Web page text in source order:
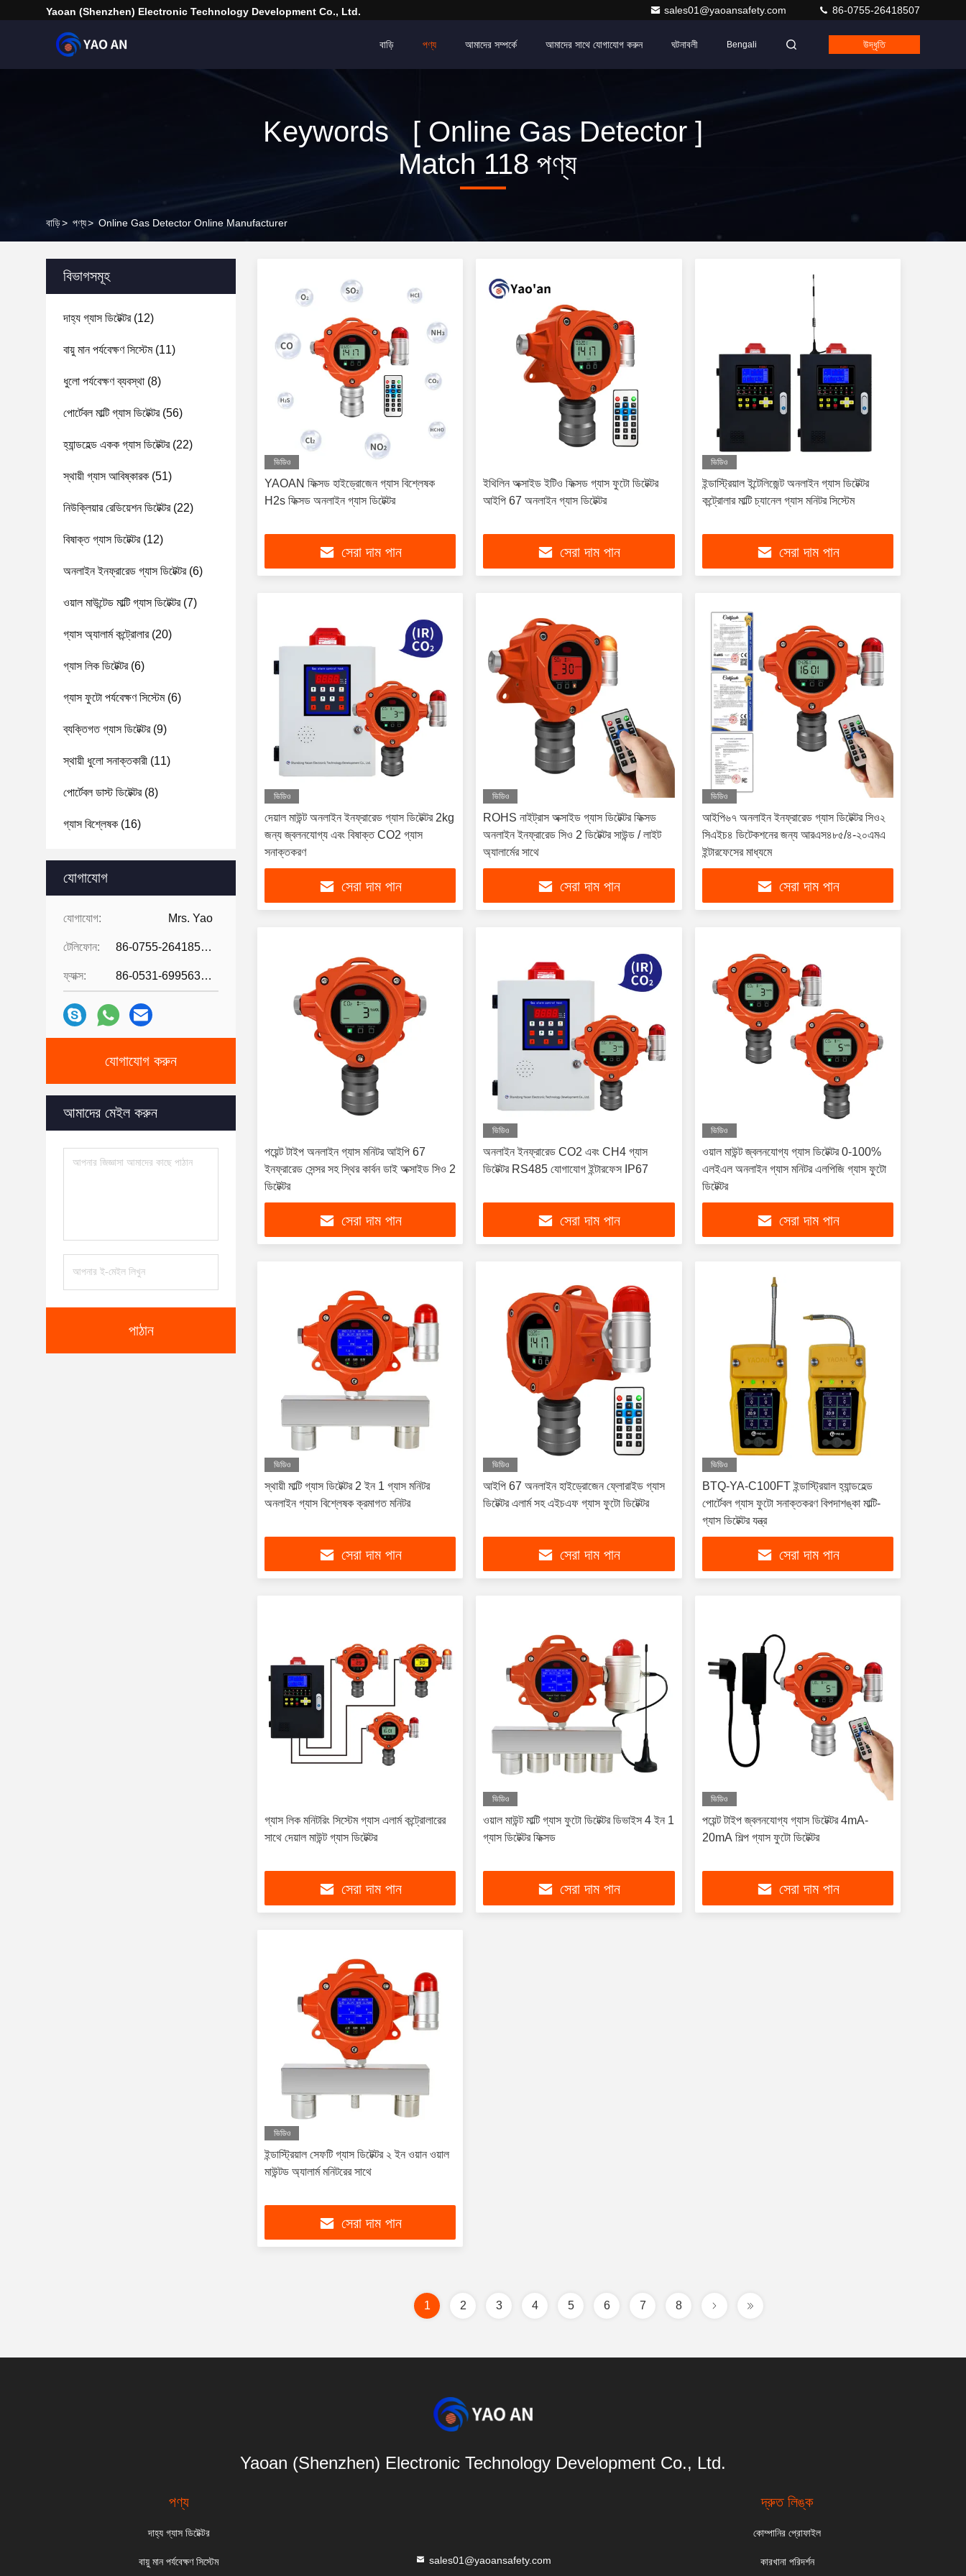
Yaoan (Shenzhen) Electronic Technology Development Co., Ltd. sales01@yaoansafety.com 86-0755-26418507
বাড়ি পণ্য আমাদের সম্পর্কে আমাদের সাথে যোগাযোগ করুন ঘটনাবলী Bengali উদ্ধৃতি
Keywords [ Online Gas Detector ]
Match 118 পণ্য
বাড়ি> পণ্য> Online Gas Detector Online Manufacturer
বিভাগসমূহ
দাহ্য গ্যাস ডিটেক্টর(12)
বায়ু মান পর্যবেক্ষণ সিস্টেম(11)
ধুলো পর্যবেক্ষণ ব্যবস্থা (8)
পোর্টেবল মাল্টি গ্যাস ডিটেক্টর(56)
হ্যান্ডহেল্ড একক গ্যাস ডিটেক্টর(22)
স্থায়ী গ্যাস আবিষ্কারক (51)
নিউক্লিয়ার রেডিয়েশন ডিটেক্টর(22)
বিষাক্ত গ্যাস ডিটেক্টর(12)
অনলাইন ইনফ্রারেড গ্যাস ডিটেক্টর(6)
ওয়াল মাউন্টেড মাল্টি গ্যাস ডিটেক্টর(7)
গ্যাস অ্যালার্ম কন্ট্রোলার(20)
গ্যাস লিক ডিটেক্টর(6)
গ্যাস ফুটো পর্যবেক্ষণ সিস্টেম(6)
ব্যক্তিগত গ্যাস ডিটেক্টর(9)
স্থায়ী ধুলো সনাক্তকারী (11)
পোর্টেবল ডাস্ট ডিটেক্টর(8)
গ্যাস বিশ্লেষক (16)
যোগাযোগ
যোগাযোগ: Mrs. Yao
টেলিফোন: 86-0755-26418507
ফ্যাক্স: 86-0531-69956329
যোগাযোগ করুন
আমাদের মেইল ​​করুন
পাঠান
ভিডিও
YAOAN ফিক্সড হাইড্রোজেন গ্যাস বিশ্লেষক
H2s ফিক্সড অনলাইন গ্যাস ডিটেক্টর
সেরা দাম পান
ইথিলিন অক্সাইড ইটিও ফিক্সড গ্যাস ফুটো ডিটেক্টর
আইপি 67 অনলাইন গ্যাস ডিটেক্টর
সেরা দাম পান
ভিডিও
ইন্ডাস্ট্রিয়াল ইন্টেলিজেন্ট অনলাইন গ্যাস ডিটেক্টর
কন্ট্রোলার মাল্টি চ্যানেল গ্যাস মনিটর সিস্টেম
সেরা দাম পান
ভিডিও
দেয়াল মাউন্ট অনলাইন ইনফ্রারেড গ্যাস ডিটেক্টর 2kg
জন্য জ্বলনযোগ্য এবং বিষাক্ত CO2 গ্যাস
সনাক্তকরণ
সেরা দাম পান
ভিডিও
ROHS নাইট্রাস অক্সাইড গ্যাস ডিটেক্টর ফিক্সড
অনলাইন ইনফ্রারেড সিও 2 ডিটেক্টর সাউন্ড / লাইট
অ্যালার্মের সাথে
সেরা দাম পান
ভিডিও
আইপি৬৭ অনলাইন ইনফ্রারেড গ্যাস ডিটেক্টর সিও২
সিএইচ৪ ডিটেকশনের জন্য আরএস৪৮৫/৪-২০এমএ
ইন্টারফেসের মাধ্যমে
সেরা দাম পান
পয়েন্ট টাইপ অনলাইন গ্যাস মনিটর আইপি 67
ইনফ্রারেড সেন্সর সহ স্থির কার্বন ডাই অক্সাইড সিও 2
ডিটেক্টর
সেরা দাম পান
ভিডিও
অনলাইন ইনফ্রারেড CO2 এবং CH4 গ্যাস
ডিটেক্টর RS485 যোগাযোগ ইন্টারফেস IP67
সেরা দাম পান
ভিডিও
ওয়াল মাউন্ট জ্বলনযোগ্য গ্যাস ডিটেক্টর 0-100%
এলইএল অনলাইন গ্যাস মনিটর এলপিজি গ্যাস ফুটো
ডিটেক্টর
সেরা দাম পান
ভিডিও
স্থায়ী মাল্টি গ্যাস ডিটেক্টর 2 ইন 1 গ্যাস মনিটর
অনলাইন গ্যাস বিশ্লেষক ক্রমাগত মনিটর
সেরা দাম পান
ভিডিও
আইপি 67 অনলাইন হাইড্রোজেন ফ্লোরাইড গ্যাস
ডিটেক্টর এলার্ম সহ এইচএফ গ্যাস ফুটো ডিটেক্টর
সেরা দাম পান
ভিডিও
BTQ-YA-C100FT ইন্ডাস্ট্রিয়াল হ্যান্ডহেল্ড
পোর্টেবল গ্যাস ফুটো সনাক্তকরণ বিপদাশঙ্কা মাল্টি-
গ্যাস ডিটেক্টর যন্ত্র
সেরা দাম পান
গ্যাস লিক মনিটরিং সিস্টেম গ্যাস এলার্ম কন্ট্রোলারের
সাথে দেয়াল মাউন্ট গ্যাস ডিটেক্টর
সেরা দাম পান
ভিডিও
ওয়াল মাউন্ট মাল্টি গ্যাস ফুটো ডিটেক্টর ডিভাইস 4 ইন 1
গ্যাস ডিটেক্টর ফিক্সড
সেরা দাম পান
ভিডিও
পয়েন্ট টাইপ জ্বলনযোগ্য গ্যাস ডিটেক্টর 4mA-
20mA শিল্প গ্যাস ফুটো ডিটেক্টর
সেরা দাম পান
ভিডিও
ইন্ডাস্ট্রিয়াল সেফটি গ্যাস ডিটেক্টর ২ ইন ওয়ান ওয়াল
মাউন্টড অ্যালার্ম মনিটরের সাথে
সেরা দাম পান
1 2 3 4 5 6 7 8
Yaoan (Shenzhen) Electronic Technology Development Co., Ltd.
পণ্য
দাহ্য গ্যাস ডিটেক্টর
বায়ু মান পর্যবেক্ষণ সিস্টেম sales01@yaoansafety.com
দ্রুত লিঙ্ক
কোম্পানির প্রোফাইল
কারখানা পরিদর্শন